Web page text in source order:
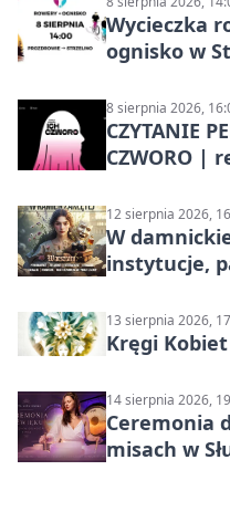
Wycieczka
ognisko w
8 sierpnia 2026,
CZYTANIE
CZWORO |
12 sierpnia 2026,
W
instytucje,
13 sierpnia 2026,
Kręgi
14 sierpnia 2026,
Ceremonia
misach w